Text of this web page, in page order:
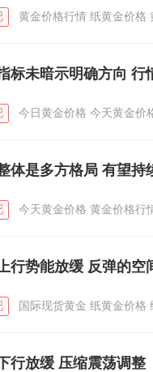
黄金价格行情 纸黄金价格
标未暗示明确方向 行
今日黄金价格 今天黄金价
体是多方格局 有望持
今天黄金价格 黄金价格行
行势能放缓 反弹的空
国际现货黄金 纸黄金价格
行放缓 压缩震荡调整